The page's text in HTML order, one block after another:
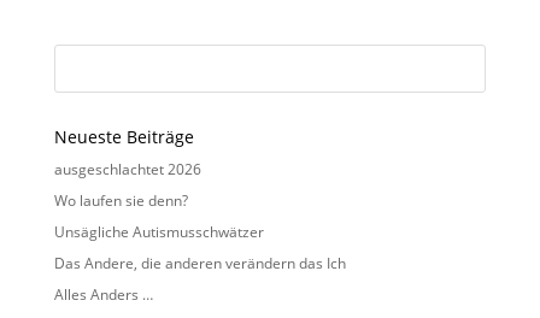
Neueste Beiträge
ausgeschlachtet 2026
Wo laufen sie denn?
Unsägliche Autismusschwätzer
Das Andere, die anderen verändern das Ich
Alles Anders …